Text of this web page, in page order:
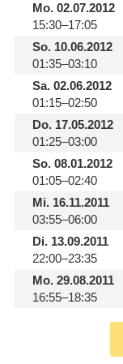
Mo.02.07.2012
15:30–17:05
So.10.06.2012
01:35–03:10
Sa.02.06.2012
01:15–02:50
Do.17.05.2012
01:25–03:00
So.08.01.2012
01:05–02:40
Mi.16.11.2011
03:55–06:00
Di.13.09.2011
22:00–23:35
Mo.29.08.2011
16:55–18:35